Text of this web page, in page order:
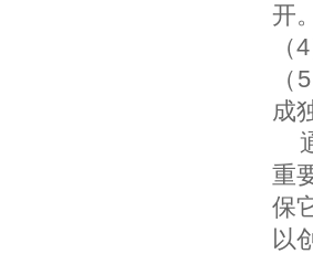
开。
成
重
保
以